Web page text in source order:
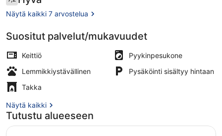
Rannalla
7,2 kautta 10.
Näytä kaikki 7 arvostelua
Suositut palvelut/mukavuudet
Keittiö
Pyykinpesukone
Lemmikkiystävällinen
Pysäköinti sisältyy hintaan
Takka
Näytä kaikki
Tutustu alueeseen